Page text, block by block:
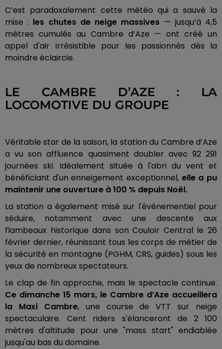
C’est paradoxalement cette météo qui a sauvé la
mise : les chutes de neige massives — jusqu’à 4,5
mètres cumulés au Cambre d’Aze — ont créé un
appel d'air irrésistible pour les passionnés dès la
moindre éclaircie.
LE CAMBRE D’AZE : LA
LOCOMOTIVE DU GROUPE
Véritable star de la saison, la station du Cambre d’Aze
a vu son affluence quasiment doubler avec 92 291
journées ski. Idéalement située à l'abri du vent et
bénéficiant d'un enneigement exceptionnel, elle a pu
maintenir une ouverture à 100 % depuis Noël.
La station a également misé sur l'événementiel pour
séduire, notamment avec une descente aux
flambeaux historique dans son Couloir Central le 26
février dernier, réunissant tous les corps de métier de
la sécurité en montagne (PGHM, CRS, guides) sous les
yeux de nombreux spectateurs.
Le clap de fin approche, mais le spectacle continue.
Ce dimanche 15 mars, le Cambre d’Aze accueillera
la Maxi Cambre, une course de VTT sur neige
spectaculaire. Cent riders s'élanceront de 2 100
mètres d'altitude pour une "mass start" endiablée
jusqu'au bas du domaine.